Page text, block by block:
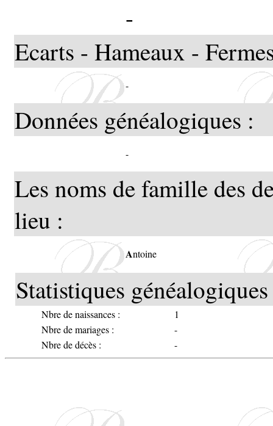
-
Ecarts - Hameaux -
-
Données généalogiques :
-
Les noms de famille des
lieu :
Antoine
Statistiques
Nbre de naissances :
1
Nbre de mariages :
-
Nbre de décès :
-